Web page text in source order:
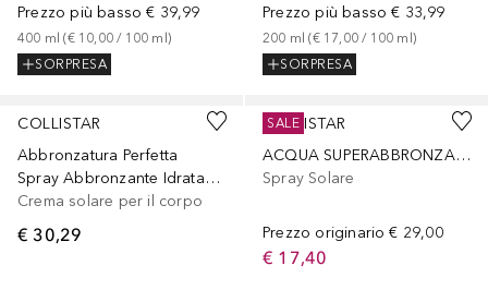
Prezzo più basso € 39,99
400 ml (€ 10,00 / 100 ml)
SORPRESA
Prezzo più basso € 33,99
200 ml (€ 17,00 / 100 ml)
SORPRESA
COLLISTAR
Abbronzatura Perfetta
Spray Abbronzante Idratante SPF 10
Crema solare per il corpo
€ 30,29
COLLISTAR
ACQUA SUPERABBRONZANTE IDRATANTE ORO
Spray Solare
Prezzo originario € 29,00
€ 17,40
SALE